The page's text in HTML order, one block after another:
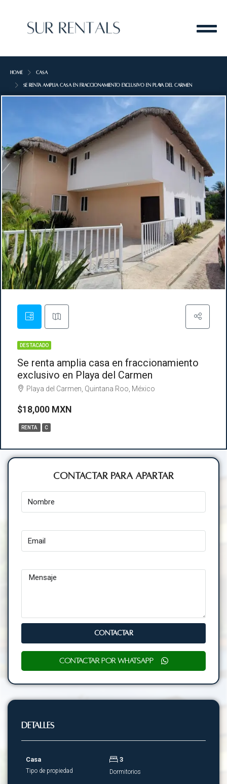
Home Casa
Se renta amplia casa en fraccionamiento exclusivo en Playa del Carmen
DESTACADO
Se renta amplia casa en fraccionamiento
exclusivo en Playa del Carmen
Playa del Carmen, Quintana Roo, México
$18,000 MXN
RENTA C
Detalles
Casa
Tipo de propiedad
3
Dormitorios
Contactar para Apartar
CONTACTAR
Contactar por WhatsApp